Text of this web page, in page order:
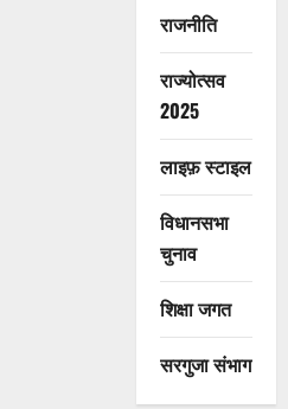
राजनीति
राज्योत्सव
2025
लाइफ़ स्टाइल
विधानसभा
चुनाव
शिक्षा जगत
सरगुजा संभाग